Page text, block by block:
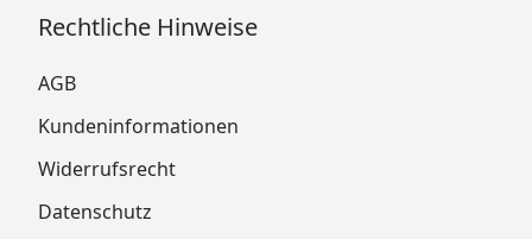
Rechtliche Hinweise
AGB
Kundeninformationen
Widerrufsrecht
Datenschutz